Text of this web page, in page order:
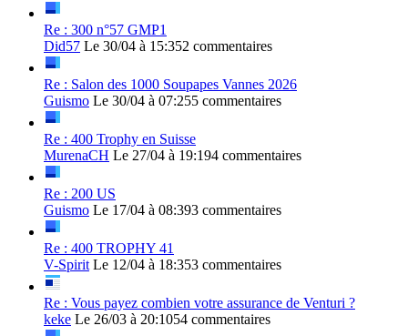
Re : 300 n°57 GMP1
Did57 Le 30/04 à 15:352 commentaires
Re : Salon des 1000 Soupapes Vannes 2026
Guismo Le 30/04 à 07:255 commentaires
Re : 400 Trophy en Suisse
MurenaCH Le 27/04 à 19:194 commentaires
Re : 200 US
Guismo Le 17/04 à 08:393 commentaires
Re : 400 TROPHY 41
V-Spirit Le 12/04 à 18:353 commentaires
Re : Vous payez combien votre assurance de Venturi ?
keke Le 26/03 à 20:1054 commentaires